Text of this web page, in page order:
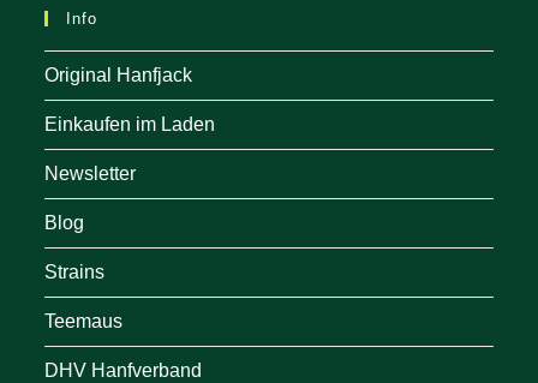
Info
Original Hanfjack
Einkaufen im Laden
Newsletter
Blog
Strains
Teemaus
DHV Hanfverband